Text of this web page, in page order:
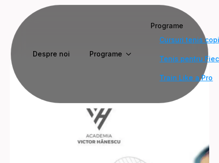
Despre noi Programe
Programe
Cursuri tenis
Tenis pentru
Train Like a Pro